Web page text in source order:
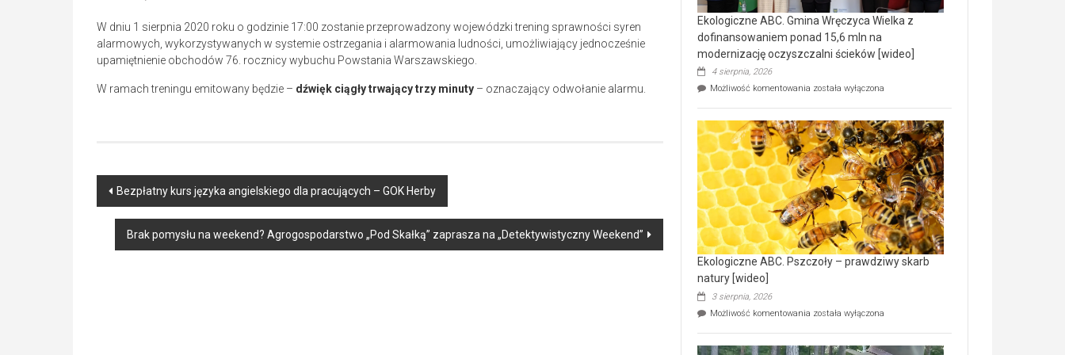
W dniu 1 sierpnia 2020 roku o godzinie 17:00 zostanie przeprowadzony wojewódzki trening sprawności syren
alarmowych, wykorzystywanych w systemie ostrzegania i alarmowania ludności, umożliwiający jednocześnie
upamiętnienie obchodów 76. rocznicy wybuchu Powstania Warszawskiego.
W ramach treningu emitowany będzie – dźwięk ciągły trwający trzy minuty – oznaczający odwołanie alarmu.
Post
navigation
Bezpłatny kurs języka angielskiego dla pracujących – GOK Herby
Brak pomysłu na weekend? Agrogospodarstwo „Pod Skałką” zaprasza na „Detektywistyczny Weekend”
Ekologiczne ABC. Gmina Wręczyca Wielka z
dofinansowaniem ponad 15,6 mln na
modernizację oczyszczalni ścieków [wideo]
4 sierpnia, 2026
Możliwość komentowania Ekologiczne
Wręczyca
Wielka
z
dofinansowaniem
ponad
15,6
mln
na
modernizację
oczyszczalni
ścieków
[wideo]
została wyłączona
Ekologiczne ABC. Pszczoły – prawdziwy skarb
natury [wideo]
3 sierpnia, 2026
Możliwość komentowania Ekologiczne
–
została wyłączona